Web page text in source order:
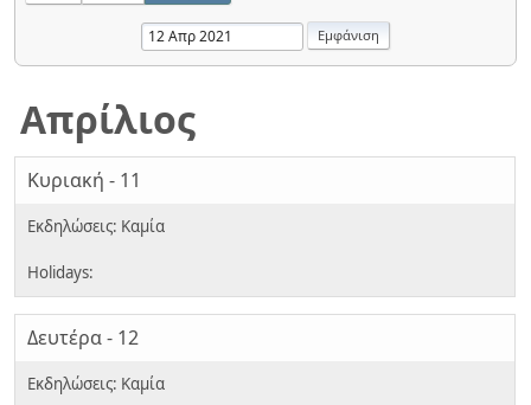
Απρίλιος
Κυριακή - 11
Δευτέρα - 12